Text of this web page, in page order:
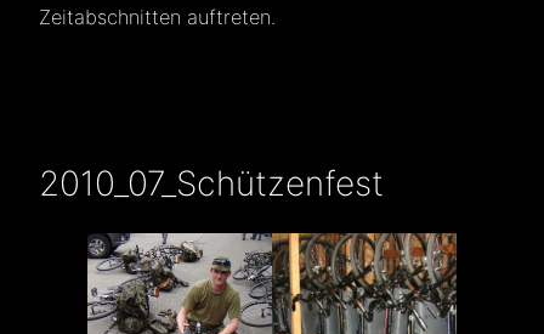
Zeitabschnitten auftreten.
2010_07_Schützenfest